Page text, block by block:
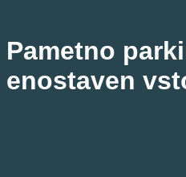
Pametno
enostaven